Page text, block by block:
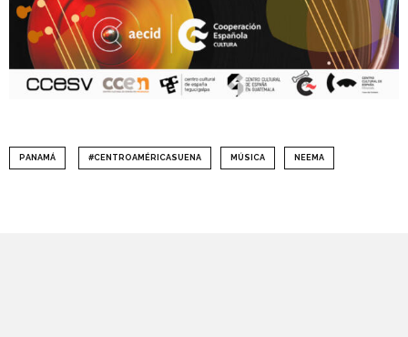
PANAMÁ #CENTROAMÉRICASUENA MÚSICA NEEMA